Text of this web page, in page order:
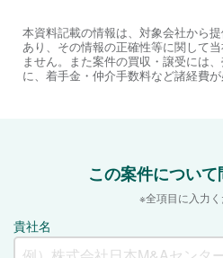
本資料記載の情報は、対象会社から
あり、その情報の正確性等に関して
ません。また案件の買収・譲受には
に、着手金・仲介手数料など諸経費が